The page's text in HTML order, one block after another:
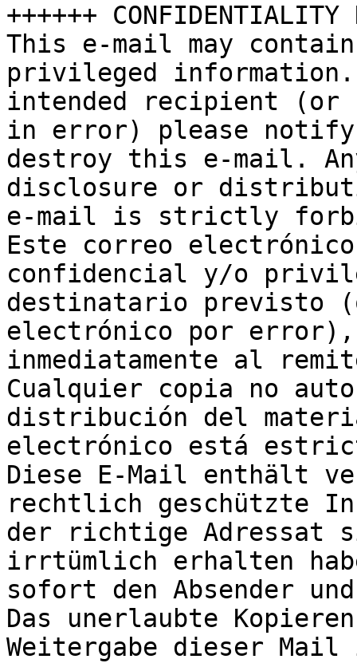
++++++ CONFIDENTIALITY
This e-mail may
privileged
intended recipient (or
in error) please notify
destroy this e-mail.
disclosure or
e-mail is strictly
Este correo
confidencial y/o
destinatario previsto
electrónico por
inmediatamente al
Cualquier copia no
distribución del
electrónico está
Diese E-Mail enthält
rechtlich geschützte
der richtige Adressat
irrtümlich erhalten
sofort den Absender
Das unerlaubte
Weitergabe dieser